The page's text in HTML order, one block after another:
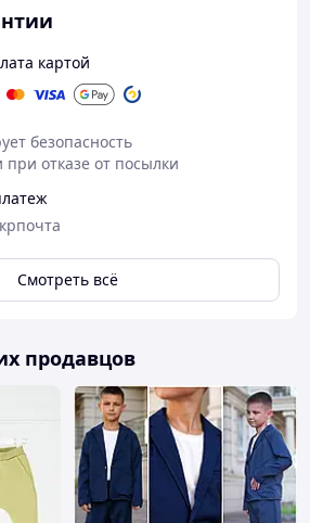
картой
безопасность
отказе от посылки
Смотреть всё
продавцов